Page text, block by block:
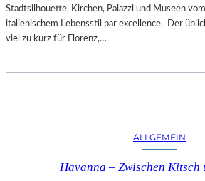
Stadtsilhouette, Kirchen, Palazzi und Museen
italienischem Lebensstil par excellence. Der
viel zu kurz für Florenz,…
ALLGEMEIN
Havanna – Zwischen Kitsch